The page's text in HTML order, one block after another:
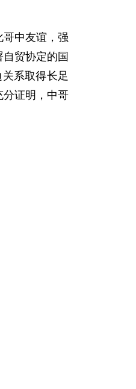
中友谊，强
贸协定的国
系取得长足
证明，中哥